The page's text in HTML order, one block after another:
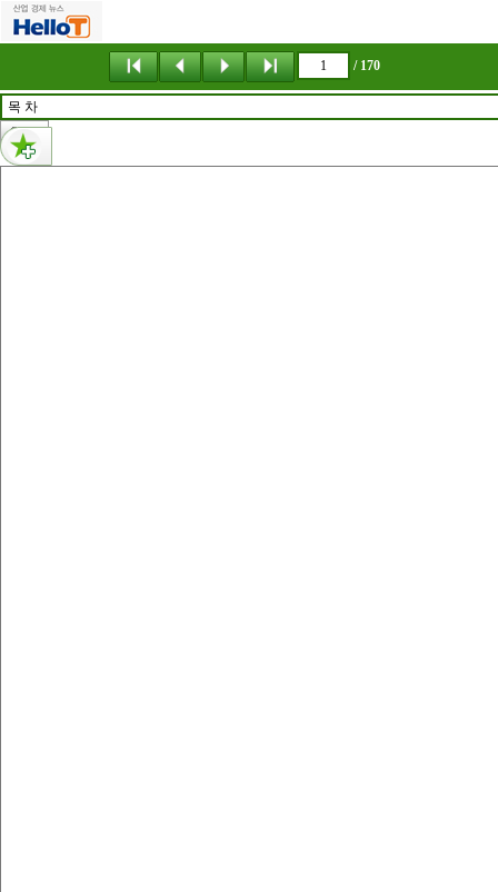
메뉴 건너뛰기
/ 170
06 www.hellot.net 9 7 7 2 6 3 5 7 4 0 0 0 2 ISSN 2635-7402 2635 7496 ISSN - · 2021 6 VOL.26 SN.302 디지털 매거진 QR CODE 정기구독안내 QR CODE 특집 _ 딥러닝 결합된 머신비전 소프트웨어를 주목하라